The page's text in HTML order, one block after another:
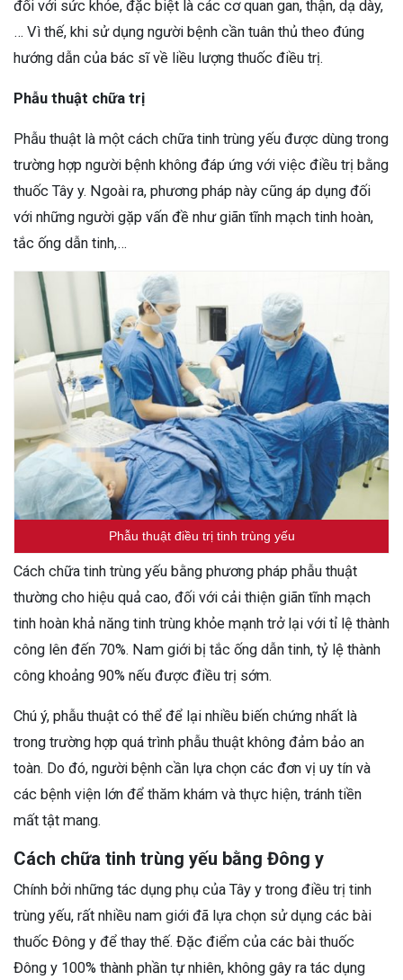
đối với sức khỏe, đặc biệt là các cơ quan gan, thận, dạ dày,
… Vì thế, khi sử dụng người bệnh cần tuân thủ theo đúng
hướng dẫn của bác sĩ về liều lượng thuốc điều trị.
Phẫu thuật chữa trị
Phẫu thuật là một cách chữa tinh trùng yếu được dùng trong
trường hợp người bệnh không đáp ứng với việc điều trị bằng
thuốc Tây y. Ngoài ra, phương pháp này cũng áp dụng đối
với những người gặp vấn đề như giãn tĩnh mạch tinh hoàn,
tắc ống dẫn tinh,…
Phẫu thuật điều trị tinh trùng yếu
Cách chữa tinh trùng yếu bằng phương pháp phẫu thuật
thường cho hiệu quả cao, đối với cải thiện giãn tĩnh mạch
tinh hoàn khả năng tinh trùng khỏe mạnh trở lại với tỉ lệ thành
công lên đến 70%. Nam giới bị tắc ống dẫn tinh, tỷ lệ thành
công khoảng 90% nếu được điều trị sớm.
Chú ý, phẫu thuật có thể để lại nhiều biến chứng nhất là
trong trường hợp quá trình phẫu thuật không đảm bảo an
toàn. Do đó, người bệnh cần lựa chọn các đơn vị uy tín và
các bệnh viện lớn để thăm khám và thực hiện, tránh tiền
mất tật mang.
Cách chữa tinh trùng yếu bằng Đông y
Chính bởi những tác dụng phụ của Tây y trong điều trị tinh
trùng yếu, rất nhiều nam giới đã lựa chọn sử dụng các bài
thuốc Đông y để thay thế. Đặc điểm của các bài thuốc
Đông y 100% thành phần tự nhiên, không gây ra tác dụng